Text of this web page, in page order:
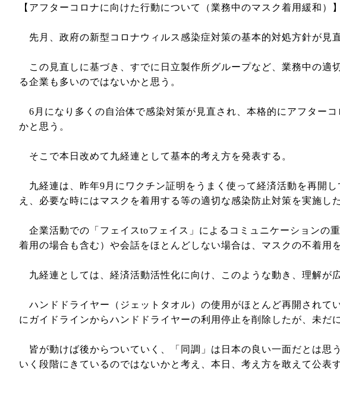
【アフターコロナに向けた行動について（業務中のマスク着用緩和）】
先月、政府の新型コロナウィルス感染症対策の基本的対処方針が見
この見直しに基づき、すでに日立製作所グループなど、業務中の適
る企業も多いのではないかと思う。
6月になり多くの自治体で感染対策が見直され、本格的にアフター
かと思う。
そこで本日改めて九経連として基本的考え方を発表する。
九経連は、昨年9月にワクチン証明をうまく使って経済活動を再開
え、必要な時にはマスクを着用する等の適切な感染防止対策を実施
企業活動での「フェイスtoフェイス」によるコミュニケーションの
着用の場合も含む）や会話をほとんどしない場合は、マスクの不着用
九経連としては、経済活動活性化に向け、このような動き、理解が
ハンドドライヤー（ジェットタオル）の使用がほとんど再開されて
にガイドラインからハンドドライヤーの利用停止を削除したが、未だ
皆が動けば後からついていく、「同調」は日本の良い一面だとは思
いく段階にきているのではないかと考え、本日、考え方を敢えて公表